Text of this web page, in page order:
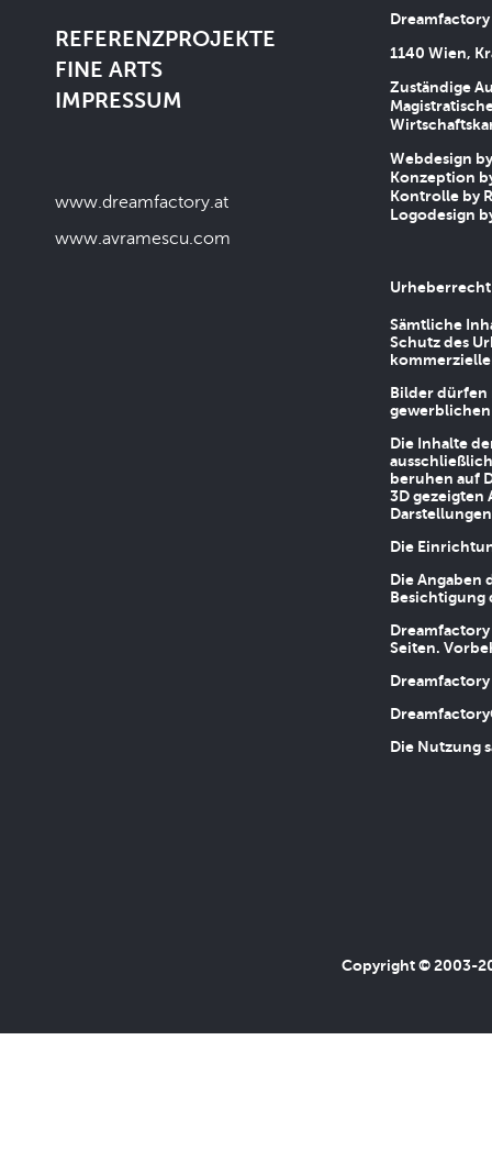
REFERENZPROJEKTE
FINE ARTS
IMPRESSUM
www.dreamfactory.at
www.avramescu.com
1140 Wien,
Zuständige
Webdesign
Konzeption
Kontrolle by
Logodesign
Urheberrecht
Sämtliche
Schutz des
Bilder dürfen
Die Inhalte
beruhen auf
3D gezeigten
Die
Die
Besichtigung
Seiten.
Die Nutzung
Copyright © 2003-